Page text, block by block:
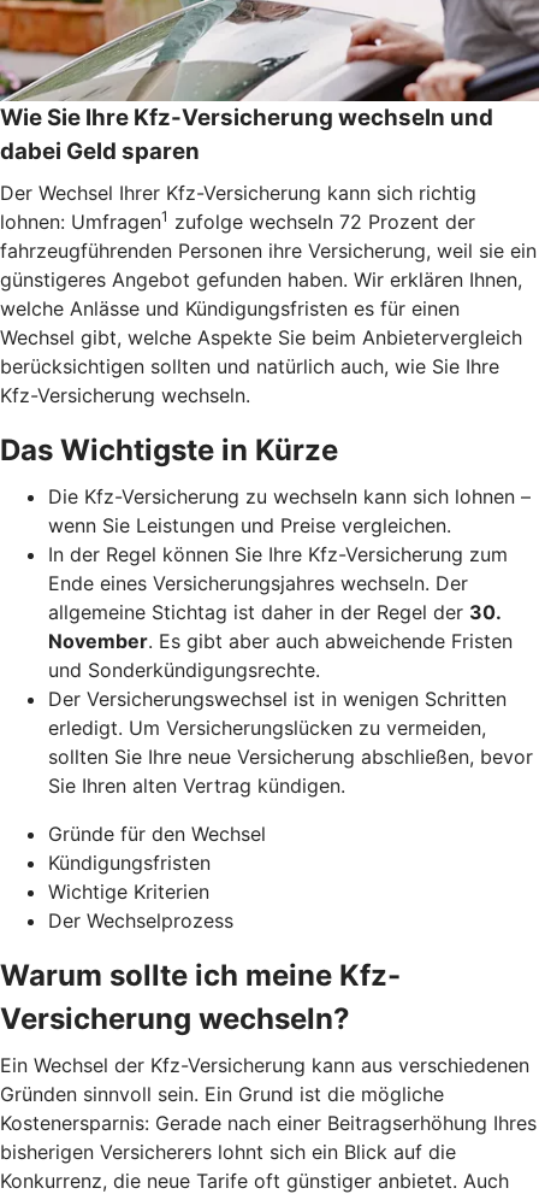
Wie Sie Ihre Kfz-Versicherung wechseln und
dabei Geld sparen
Der Wechsel Ihrer Kfz-Versicherung kann sich richtig
lohnen: Umfragen1 zufolge wechseln 72 Prozent der
fahrzeugführenden Personen ihre Versicherung, weil sie ein
günstigeres Angebot gefunden haben. Wir erklären Ihnen,
welche Anlässe und Kündigungsfristen es für einen
Wechsel gibt, welche Aspekte Sie beim Anbietervergleich
berücksichtigen sollten und natürlich auch, wie Sie Ihre
Kfz-Versicherung wechseln.
Das Wichtigste in Kürze
Die Kfz-Versicherung zu wechseln kann sich lohnen –
wenn Sie Leistungen und Preise vergleichen.
In der Regel können Sie Ihre Kfz-Versicherung zum
Ende eines Versicherungsjahres wechseln. Der
allgemeine Stichtag ist daher in der Regel der 30.
November. Es gibt aber auch abweichende Fristen
und Sonderkündigungsrechte.
Der Versicherungswechsel ist in wenigen Schritten
erledigt. Um Versicherungslücken zu vermeiden,
sollten Sie Ihre neue Versicherung abschließen, bevor
Sie Ihren alten Vertrag kündigen.
Gründe für den Wechsel
Kündigungsfristen
Wichtige Kriterien
Der Wechselprozess
Warum sollte ich meine Kfz-
Versicherung wechseln?
Ein Wechsel der Kfz-Versicherung kann aus verschiedenen
Gründen sinnvoll sein. Ein Grund ist die mögliche
Kostenersparnis: Gerade nach einer Beitragserhöhung Ihres
bisherigen Versicherers lohnt sich ein Blick auf die
Konkurrenz, die neue Tarife oft günstiger anbietet. Auch